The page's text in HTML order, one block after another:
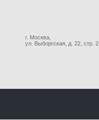
г. Москва,
ул. Выборгская, д. 22, стр. 2